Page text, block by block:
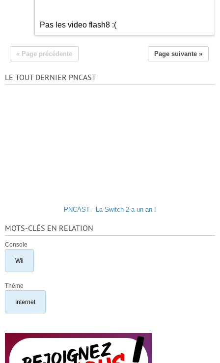
Pas les video flash8 :(
« Page précédente Page suivante »
LE TOUT DERNIER PNCAST
PNCAST - La Switch 2 a un an !
MOTS-CLÉS EN RELATION
Console
Wii
Thème
Internet